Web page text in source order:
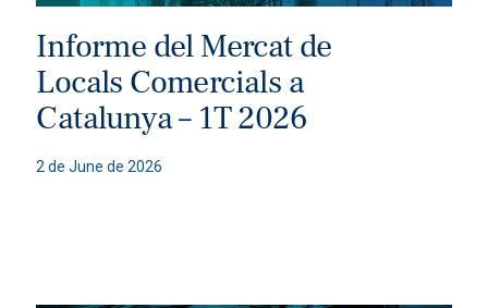
Informe del Mercat de
Locals Comercials a
Catalunya – 1T 2026
2 de June de 2026